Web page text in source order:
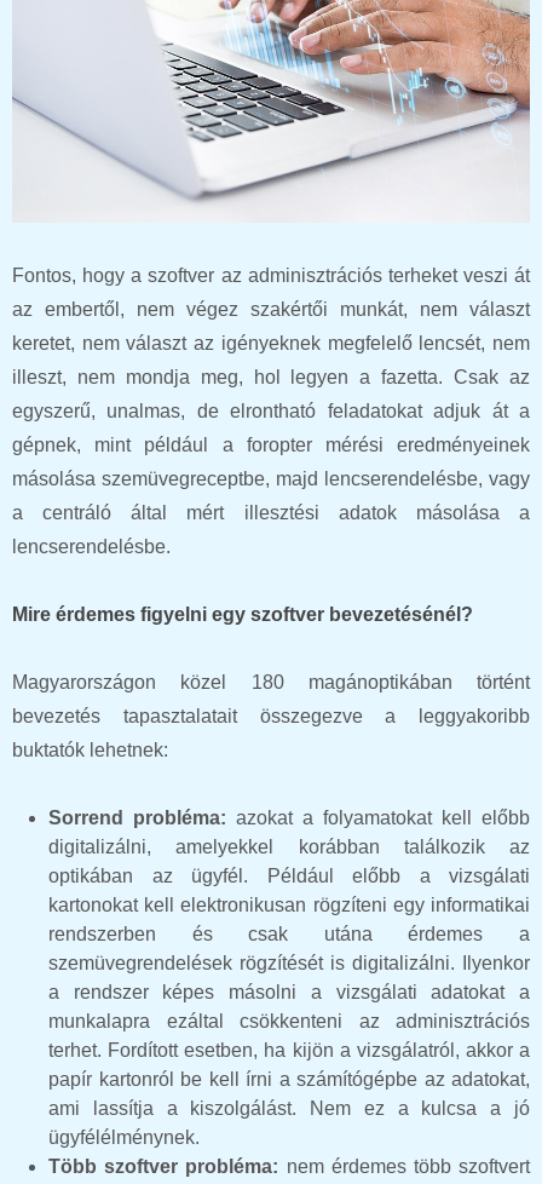
Fontos, hogy a szoftver az adminisztrációs terheket veszi át
az embertől, nem végez szakértői munkát, nem választ
keretet, nem választ az igényeknek megfelelő lencsét, nem
illeszt, nem mondja meg, hol legyen a fazetta. Csak az
egyszerű, unalmas, de elrontható feladatokat adjuk át a
gépnek, mint például a foropter mérési eredményeinek
másolása szemüvegreceptbe, majd lencserendelésbe, vagy
a centráló által mért illesztési adatok másolása a
lencserendelésbe.
Mire érdemes figyelni egy szoftver bevezetésénél?
Magyarországon közel 180 magánoptikában történt
bevezetés tapasztalatait összegezve a leggyakoribb
buktatók lehetnek:
Sorrend probléma: azokat a folyamatokat kell előbb
digitalizálni, amelyekkel korábban találkozik az
optikában az ügyfél. Például előbb a vizsgálati
kartonokat kell elektronikusan rögzíteni egy informatikai
rendszerben és csak utána érdemes a
szemüvegrendelések rögzítését is digitalizálni. Ilyenkor
a rendszer képes másolni a vizsgálati adatokat a
munkalapra ezáltal csökkenteni az adminisztrációs
terhet. Fordított esetben, ha kijön a vizsgálatról, akkor a
papír kartonról be kell írni a számítógépbe az adatokat,
ami lassítja a kiszolgálást. Nem ez a kulcsa a jó
ügyfélélménynek.
Több szoftver probléma: nem érdemes több szoftvert